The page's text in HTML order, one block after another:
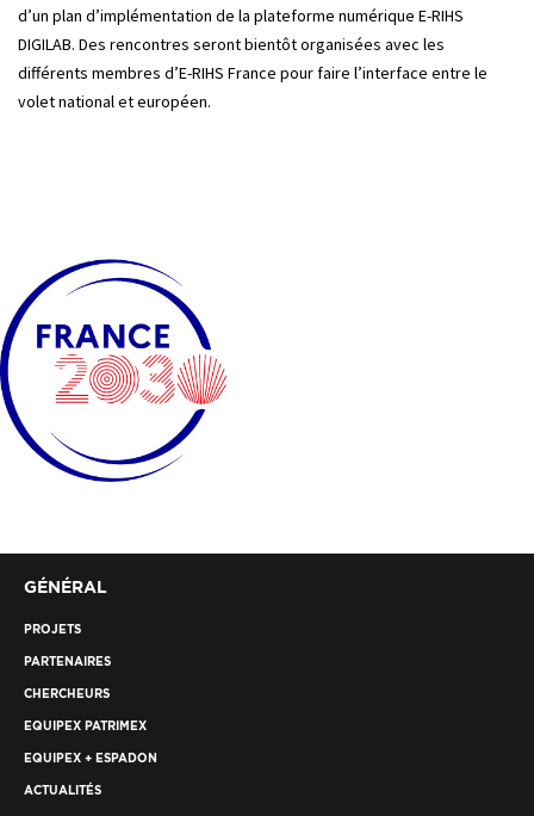
d’un plan d’implémentation de la plateforme numérique E-RIHS
DIGILAB. Des rencontres seront bientôt organisées avec les
différents membres d’E-RIHS France pour faire l’interface entre le
volet national et européen.
GÉNÉRAL
PROJETS
PARTENAIRES
CHERCHEURS
EQUIPEX PATRIMEX
EQUIPEX + ESPADON
ACTUALITÉS